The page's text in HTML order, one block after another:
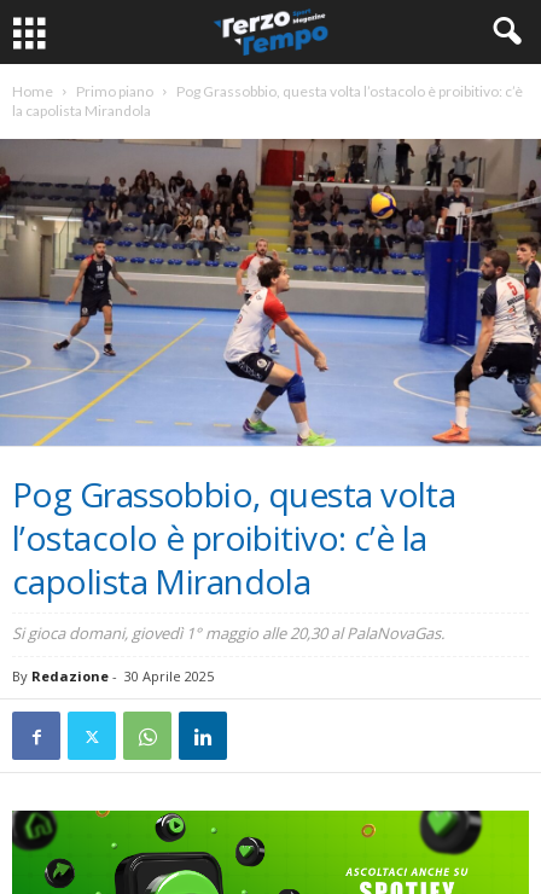
Home Primo piano
Pog Grassobbio, questa volta l’ostacolo è proibitivo: c’è
la capolista Mirandola
Pog Grassobbio, questa volta
l’ostacolo è proibitivo: c’è la
capolista Mirandola
Si gioca domani, giovedì 1° maggio alle 20,30 al PalaNovaGas.
By Redazione - 30 Aprile 2025